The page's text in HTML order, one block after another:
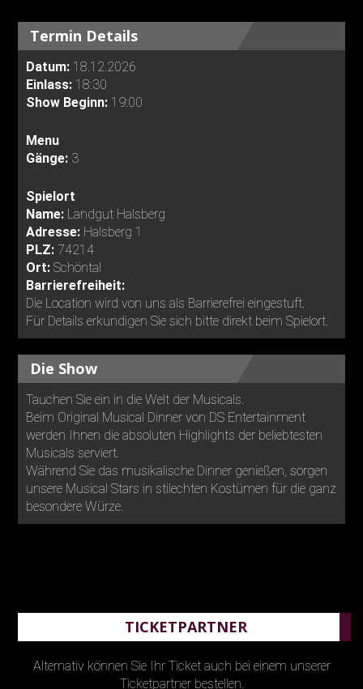
Termin Details
Datum: 18.12.2026
Einlass: 18:30
Show Beginn: 19:00
Menu
Gänge: 3
Spielort
Name: Landgut Halsberg
Adresse: Halsberg 1
PLZ: 74214
Ort:Schöntal
Barrierefreiheit:
Die Location wird von uns als Barrierefrei eingestuft.
Für Details erkundigen Sie sich bitte direkt beim Spielort.
Die Show
Tauchen Sie ein in die Welt der Musicals.
Beim Original Musical Dinner von DS Entertainment
werden Ihnen die absoluten Highlights der beliebtesten
Musicals serviert.
Während Sie das musikalische Dinner genießen, sorgen
unsere Musical Stars in stilechten Kostümen für die ganz
besondere Würze.
TICKETPARTNER
Alternativ können Sie Ihr Ticket auch bei einem unserer
Ticketpartner bestellen.